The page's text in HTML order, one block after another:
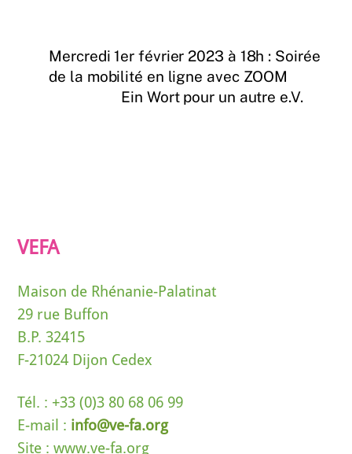
Mercredi 1er février 2023 à 18h : Soirée
de la mobilité en ligne avec ZOOM
Ein Wort pour un autre e.V.
VEFA
Maison de Rhénanie-Palatinat
29 rue Buffon
B.P. 32415
F-21024 Dijon Cedex
Tél. : +33 (0)3 80 68 06 99
E-mail : info@ve-fa.org
Site : www.ve-fa.org